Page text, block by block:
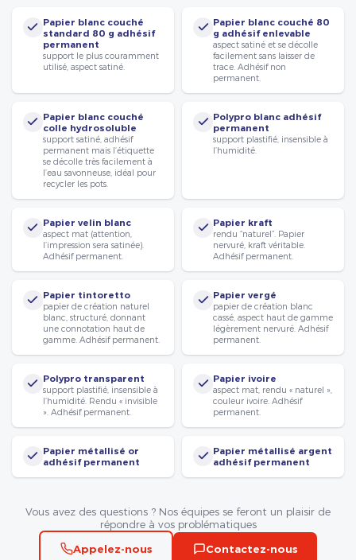
Papier blanc couché
standard 80 g adhésif
permanent
support le plus couramment
utilisé, aspect satiné.
Papier blanc couché 80
g adhésif enlevable
aspect satiné et se décolle
facilement sans laisser de
trace. Adhésif non
permanent.
Papier blanc couché
colle hydrosoluble
support satiné, adhésif
permanent mais l’étiquette
se décolle très facilement à
l’eau savonneuse, idéal pour
recycler les pots.
Polypro blanc adhésif
permanent
support plastifié, insensible à
l’humidité.
Papier velin blanc
aspect mat (attention,
l’impression sera satinée).
Adhésif permanent.
Papier kraft
rendu “naturel”. Papier
nervuré, kraft véritable.
Adhésif permanent.
Papier tintoretto
papier de création naturel
blanc, structuré, donnant
une connotation haut de
gamme. Adhésif permanent.
Papier vergé
papier de création blanc
cassé, aspect haut de gamme
légèrement nervuré. Adhésif
permanent.
Polypro transparent
support plastifié, insensible à
l’humidité. Rendu « invisible
». Adhésif permanent.
Papier ivoire
aspect mat, rendu « naturel »,
couleur ivoire. Adhésif
permanent.
Papier métallisé or
adhésif permanent
Papier métallisé argent
adhésif permanent
Vous avez des questions ? Nos équipes se feront un plaisir de
répondre à vos problématiques
Appelez-nous
Contactez-nous